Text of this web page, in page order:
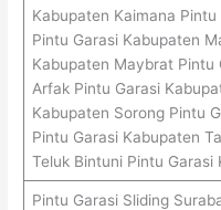
Kabupaten Kaimana
Pintu Garasi Kabupaten
Kabupaten Maybrat Pintu
Arfak Pintu Garasi
Kabupaten Sorong Pintu
Pintu Garasi Kabupaten
Teluk Bintuni Pintu Garasi
Pintu Garasi Sliding